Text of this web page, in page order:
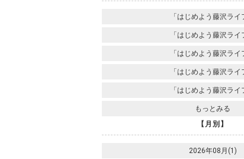
「はじめよう藤沢ライ
「はじめよう藤沢ライ
「はじめよう藤沢ライ
「はじめよう藤沢ライ
「はじめよう藤沢ライ
もっとみる
【月別】
2026年08月(1)